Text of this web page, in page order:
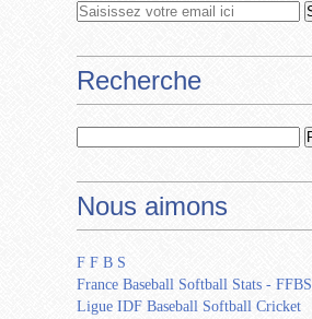
Recherche
Nous aimons
F F B S
France Baseball Softball Stats - FFBS
Ligue IDF Baseball Softball Cricket